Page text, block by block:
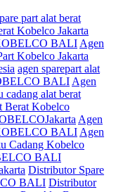
part alat berat
Kobelco Jakarta
BALI Agen
Kobelco Jakarta
agen sparepart alat
BALI Agen
cadang alat berat
Berat Kobelco
Agen
BALI Agen
Cadang Kobelco
BALI
Distributor Spare
BALI Distributor